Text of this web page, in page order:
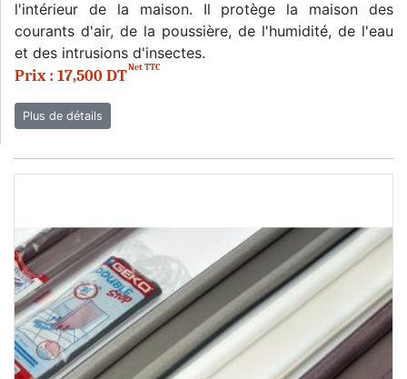
l'intérieur de la maison. Il protège la maison des
courants d'air, de la poussière, de l'humidité, de l'eau
et des intrusions d'insectes.
Prix : 17,500 DTNet TTC
Plus de détails